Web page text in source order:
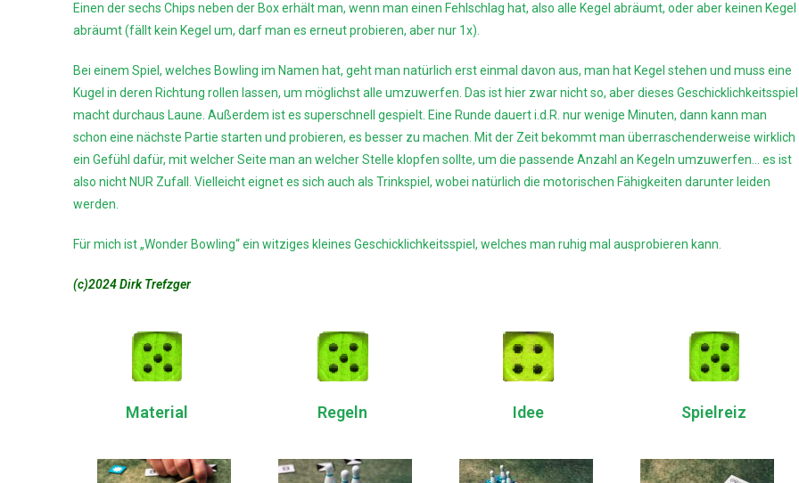
Einen der sechs Chips neben der Box erhält man, wenn man einen Fehlschlag hat, also alle Kegel abräumt, oder aber keinen Kegel
abräumt (fällt kein Kegel um, darf man es erneut probieren, aber nur 1x).
Bei einem Spiel, welches Bowling im Namen hat, geht man natürlich erst einmal davon aus, man hat Kegel stehen und muss eine
Kugel in deren Richtung rollen lassen, um möglichst alle umzuwerfen. Das ist hier zwar nicht so, aber dieses Geschicklichkeitsspiel
macht durchaus Laune. Außerdem ist es superschnell gespielt. Eine Runde dauert i.d.R. nur wenige Minuten, dann kann man
schon eine nächste Partie starten und probieren, es besser zu machen. Mit der Zeit bekommt man überraschenderweise wirklich
ein Gefühl dafür, mit welcher Seite man an welcher Stelle klopfen sollte, um die passende Anzahl an Kegeln umzuwerfen… es ist
also nicht NUR Zufall. Vielleicht eignet es sich auch als Trinkspiel, wobei natürlich die motorischen Fähigkeiten darunter leiden
werden.
Für mich ist „Wonder Bowling“ ein witziges kleines Geschicklichkeitsspiel, welches man ruhig mal ausprobieren kann.
(c)2024 Dirk Trefzger
Material Regeln Idee Spielreiz